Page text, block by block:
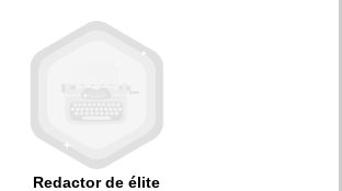
Redactor de élite